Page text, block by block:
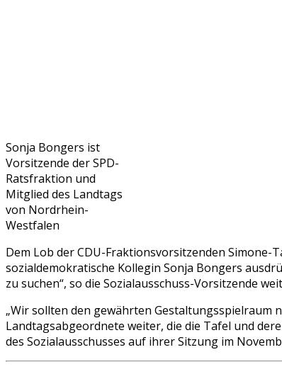
Sonja Bongers ist
Vorsitzende der SPD-
Ratsfraktion und
Mitglied des Landtags
von Nordrhein-
Westfalen
Dem Lob der CDU-Fraktionsvorsitzenden
sozialdemokratische Kollegin Sonja Bongers
zu suchen“, so die Sozialausschuss-Vorsitzende
„Wir sollten den gewährten Gestaltungsspielraum
Landtagsabgeordnete weiter, die die Tafel und
des Sozialausschusses auf ihrer Sitzung im